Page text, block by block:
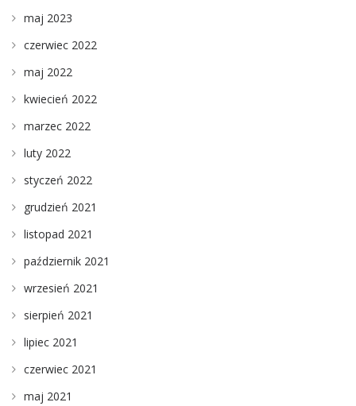
maj 2023
czerwiec 2022
maj 2022
kwiecień 2022
marzec 2022
luty 2022
styczeń 2022
grudzień 2021
listopad 2021
październik 2021
wrzesień 2021
sierpień 2021
lipiec 2021
czerwiec 2021
maj 2021